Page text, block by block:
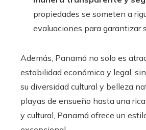
propiedades se someten a
evaluaciones para garantizar
Además, Panamá no solo es
estabilidad económica y legal,
su diversidad cultural y belleza
playas de ensueño hasta una
y cultural, Panamá ofrece un